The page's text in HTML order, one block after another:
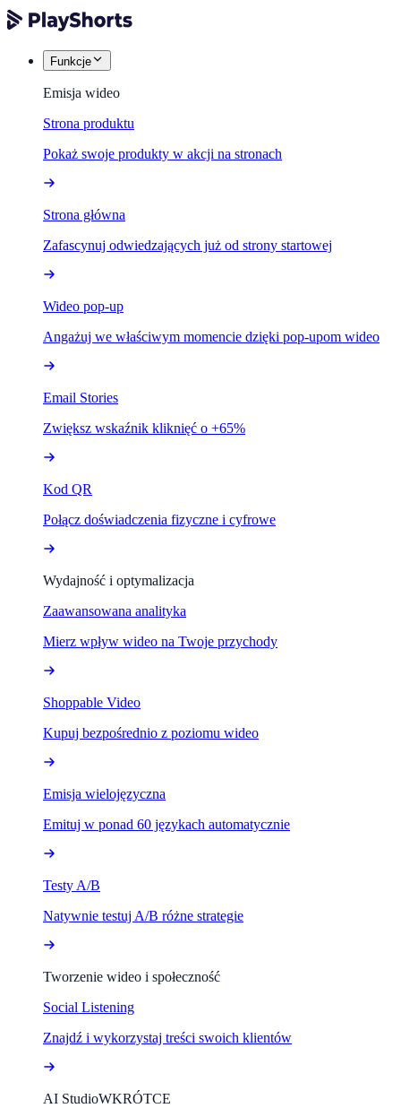
Funkcje
Emisja wideo
Strona produktu
Pokaż swoje produkty w akcji na stronach
Strona główna
Zafascynuj odwiedzających już od strony startowej
Wideo pop-up
Angażuj we właściwym momencie dzięki pop-upom wideo
Email Stories
Zwiększ wskaźnik kliknięć o +65%
Kod QR
Połącz doświadczenia fizyczne i cyfrowe
Wydajność i optymalizacja
Zaawansowana analityka
Mierz wpływ wideo na Twoje przychody
Shoppable Video
Kupuj bezpośrednio z poziomu wideo
Emisja wielojęzyczna
Emituj w ponad 60 językach automatycznie
Testy A/B
Natywnie testuj A/B różne strategie
Tworzenie wideo i społeczność
Social Listening
Znajdź i wykorzystaj treści swoich klientów
AI StudioWKRÓTCE